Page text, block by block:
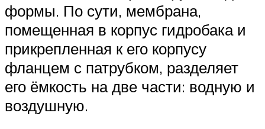
формы. По сути, мембрана,
помещенная в корпус гидробака и
прикрепленная к его корпусу
фланцем с патрубком, разделяет
его ёмкость на две части: водную и
воздушную.